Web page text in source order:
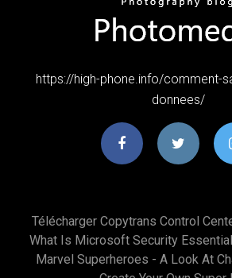
https://high-phone.info/comment-
donnees/
Télécharger Copytrans Control
What Is Microsoft Security
Marvel Superheroes - A Look At